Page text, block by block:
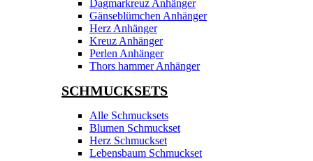
Dagmarkreuz Anhänger
Gänseblümchen Anhänger
Herz Anhänger
Kreuz Anhänger
Perlen Anhänger
Thors hammer Anhänger
SCHMUCKSETS
Alle Schmucksets
Blumen Schmuckset
Herz Schmuckset
Lebensbaum Schmuckset